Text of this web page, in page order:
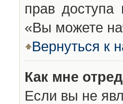
прав
«Вы можете
Вернуться к
Как мне
Если вы не